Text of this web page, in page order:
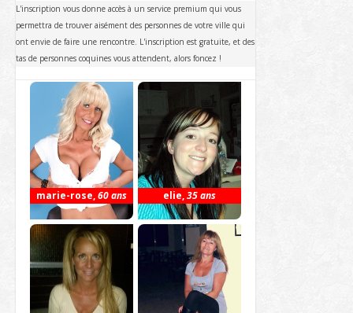
L'inscription vous donne accès à un service premium qui vous
permettra de trouver aisément des personnes de votre ville qui
ont envie de faire une rencontre. L'inscription est gratuite, et des
tas de personnes coquines vous attendent, alors foncez !
marie-rose,60 ans elie,35 ans